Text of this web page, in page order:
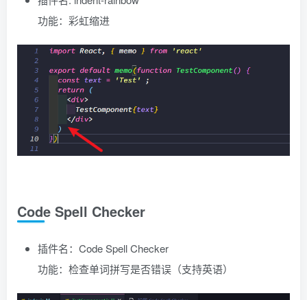
功能：彩虹缩进
Code Spell Checker
插件名：Code Spell Checker
功能：检查单词拼写是否错误（支持英语）